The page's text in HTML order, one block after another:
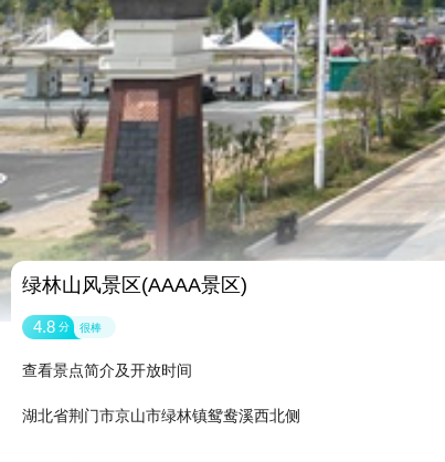
绿林山风景区(AAAA景区)
4.8 分 很棒
查看景点简介及开放时间
湖北省荆门市京山市绿林镇鸳鸯溪西北侧